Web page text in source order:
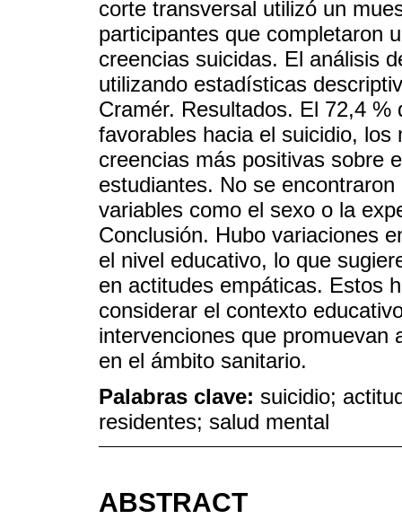
corte transversal utilizó un
participantes que completaron
creencias suicidas. El análisis
utilizando estadísticas
Cramér. Resultados. El 72,4
favorables hacia el suicidio,
creencias más positivas sobre
estudiantes. No se
variables como el sexo o la
Conclusión. Hubo variaciones
el nivel educativo, lo que
en actitudes empáticas. Estos
considerar el contexto
intervenciones que promuevan
en el ámbito sanitario.
Palabras clave: suicidio;
residentes; salud mental
ABSTRACT